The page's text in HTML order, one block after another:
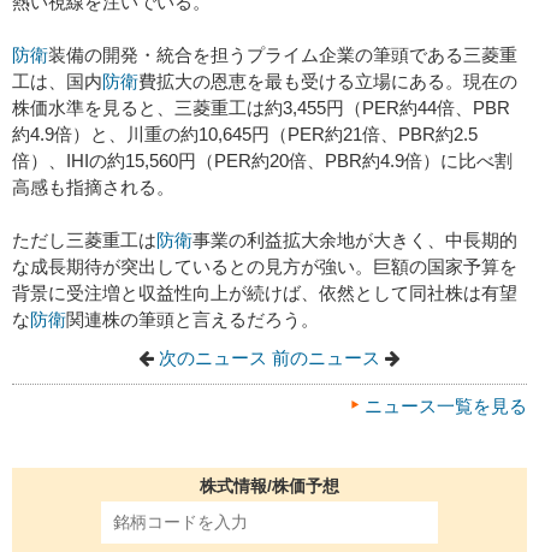
防衛装備の開発・統合を担うプライム企業の筆頭である三菱重
工は、国内防衛費拡大の恩恵を最も受ける立場にある。現在の
株価水準を見ると、三菱重工は約3,455円（PER約44倍、PBR
約4.9倍）と、川重の約10,645円（PER約21倍、PBR約2.5
倍）、IHIの約15,560円（PER約20倍、PBR約4.9倍）に比べ割
高感も指摘される。
ただし三菱重工は防衛事業の利益拡大余地が大きく、中長期的
な成長期待が突出しているとの見方が強い。巨額の国家予算を
背景に受注増と収益性向上が続けば、依然として同社株は有望
な防衛関連株の筆頭と言えるだろう。
次のニュース 前のニュース
ニュース一覧を見る
株式情報/株価予想